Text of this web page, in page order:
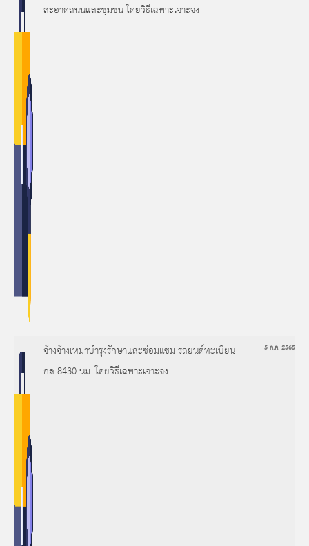
สะอาดถนนและชุมชน โดยวิธีเฉพาะเจาะจง
จ้างจ้างเหมาบำรุงรักษาและซ่อมแซม รถยนต์ทะเบียน
กล-8430 นม. โดยวิธีเฉพาะเจาะจง
5 ก.ค. 2565